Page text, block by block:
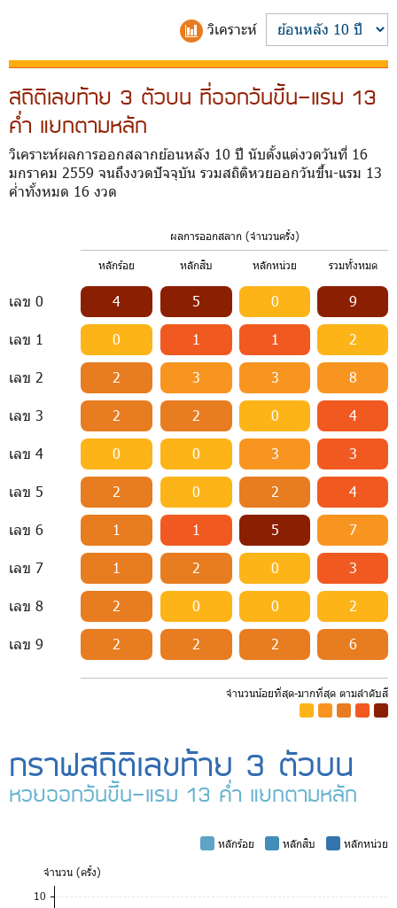
วิเคราะห์
สถิติเลขท้าย 3 ตัวบน ที่ออกวันขึ้น-แรม 13
ค่ำ แยกตามหลัก
วิเคราะห์ผลการออกสลากย้อนหลัง 10 ปี นับตั้งแต่งวดวันที่ 16
มกราคม 2559 จนถึงงวดปัจจุบัน รวมสถิติหวยออกวันขึ้น-แรม 13
ค่ำทั้งหมด 16 งวด
ผลการออกสลาก (จำนวนครั้ง)
หลักร้อย หลักสิบ หลักหน่วย รวมทั้งหมด
เลข 0 4 5 0 9
เลข 1 0 1 1 2
เลข 2 2 3 3 8
เลข 3 2 2 0 4
เลข 4 0 0 3 3
เลข 5 2 0 2 4
เลข 6 1 1 5 7
เลข 7 1 2 0 3
เลข 8 2 0 0 2
เลข 9 2 2 2 6
จำนวนน้อยที่สุด-มากที่สุด ตามลำดับสี
กราฟสถิติเลขท้าย 3 ตัวบน
หวยออกวันขึ้น-แรม 13 ค่ำ แยกตามหลัก
หลักร้อย หลักสิบ
หลักหน่วย
จำนวน (ครั้ง)
10